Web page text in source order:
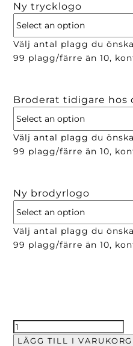
Ny trycklogo
Välj antal plagg du
99 plagg/färre än 10,
Broderat tidigare hos
Välj antal plagg du
99 plagg/färre än 10,
Ny brodyrlogo
Välj antal plagg du
99 plagg/färre än 10,
25mm
Hängsle
LÄGG TILL I VARUKORG